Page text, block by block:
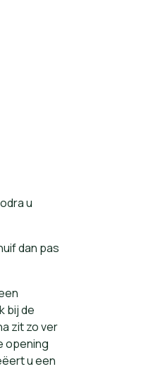
u
dan pas
bij de
zit zo ver
opening
u een